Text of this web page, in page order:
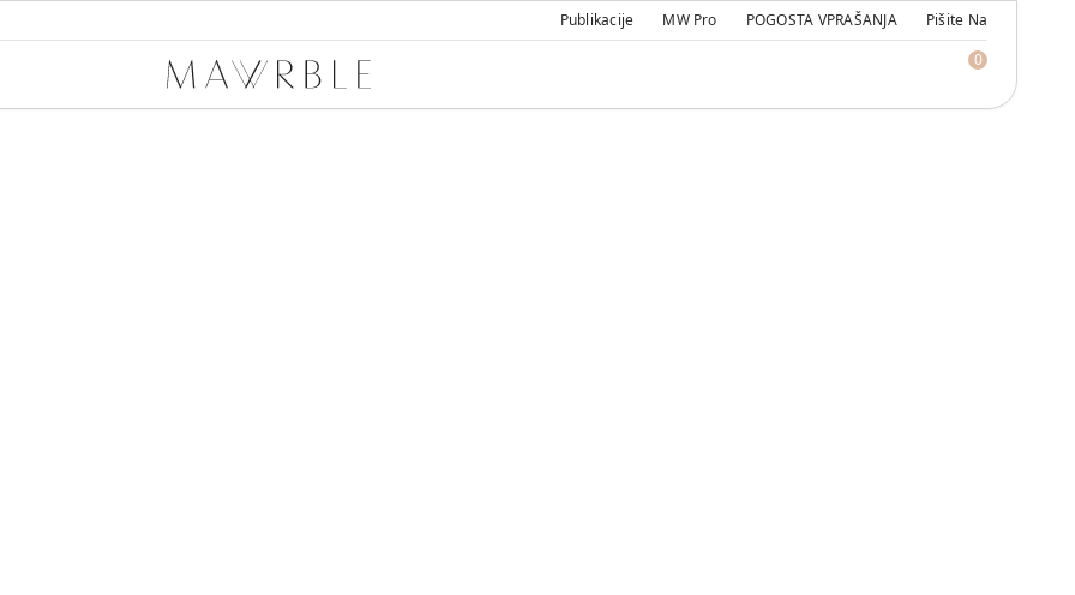
Publikacije MW Pro POGOSTA VPRAŠANJA Pišite Na
Mawrble
0